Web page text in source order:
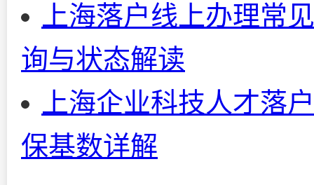
上海落户线上办理常
询与状态解读
上海企业科技人才落
保基数详解